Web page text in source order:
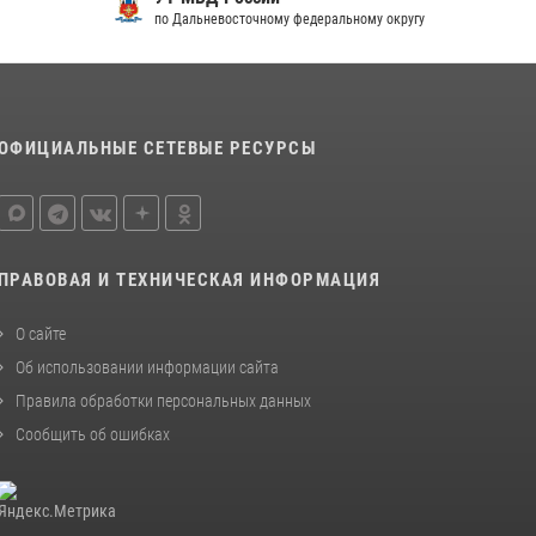
спецназа Росгвардии ликвидирована
краю предоставляет гражданам
оружия, частной детективной и охранной
деятельности
по Дальневосточному федеральному округу
СЕТЕВЫЕ РЕСУРСЫ
ПРАВОВАЯ И ТЕХНИЧЕСКАЯ ИНФОРМАЦИЯ
О сайте
Об использовании информации сайта
Правила обработки персональных данных
Сообщить об ошибках